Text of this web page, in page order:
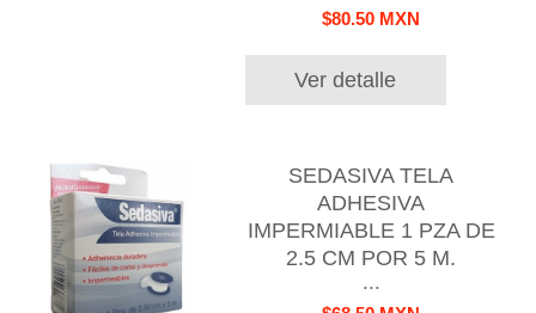
$80.50 MXN
Ver detalle
SEDASIVA TELA
ADHESIVA
IMPERMIABLE 1 PZA DE
2.5 CM POR 5 M.
...